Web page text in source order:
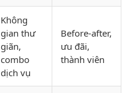
Không
gian thư
giãn,
combo
dịch vụ
Before-after,
ưu đãi,
thành viên